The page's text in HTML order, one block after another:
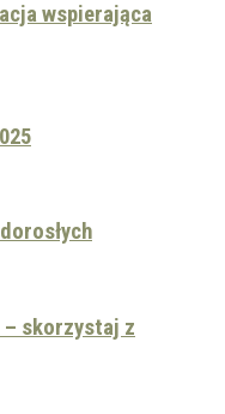
wspierająca
– skorzystaj z